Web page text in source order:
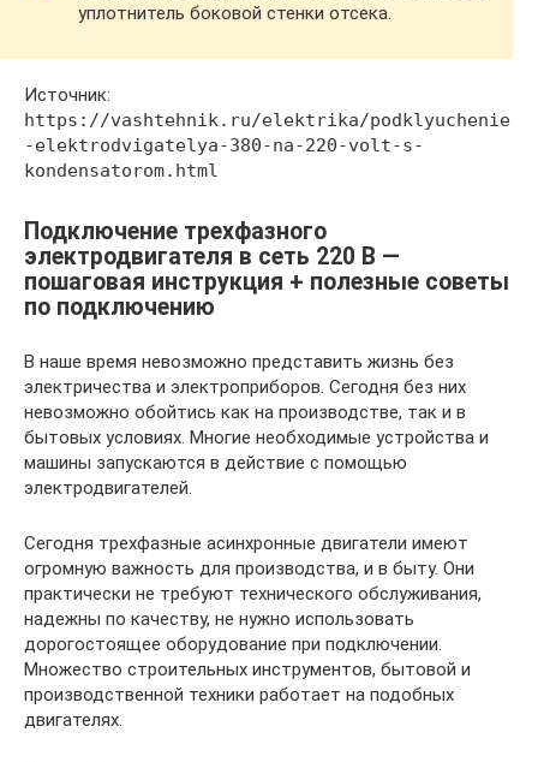
уплотнитель боковой стенки отсека.
Источник:
https://vashtehnik.ru/elektrika/podklyuchenie
-elektrodvigatelya-380-na-220-volt-s-
kondensatorom.html
Подключение трехфазного
электродвигателя в сеть 220 В —
пошаговая инструкция + полезные советы
по подключению
В наше время невозможно представить жизнь без
электричества и электроприборов. Сегодня без них
невозможно обойтись как на производстве, так и в
бытовых условиях. Многие необходимые устройства и
машины запускаются в действие с помощью
электродвигателей.
Сегодня трехфазные асинхронные двигатели имеют
огромную важность для производства, и в быту. Они
практически не требуют технического обслуживания,
надежны по качеству, не нужно использовать
дорогостоящее оборудование при подключении.
Множество строительных инструментов, бытовой и
производственной техники работает на подобных
двигателях.